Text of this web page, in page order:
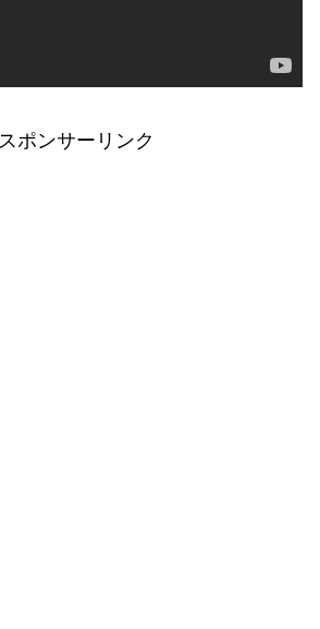
スポンサーリンク